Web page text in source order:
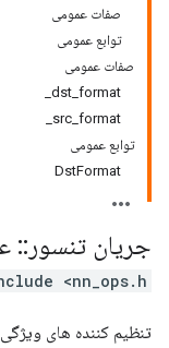
صفات عمومی
توابع عمومی
صفات عمومی
dst_format_
src_format_
توابع عمومی
DstFormat
جریان تنسور ::
<nn_ops.h>
تنظیم کننده های ویژگی